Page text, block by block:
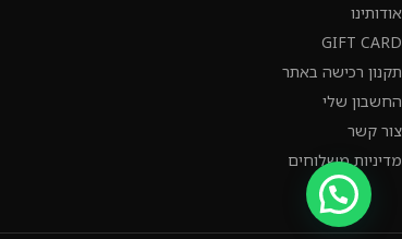
אודותינו
GIFT CARD
תקנון רכישה באתר
החשבון שלי
צור קשר
מדיניות משלוחים